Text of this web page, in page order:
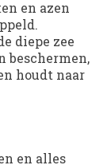
en azen
diepe zee
beschermen,
houdt naar
en alles